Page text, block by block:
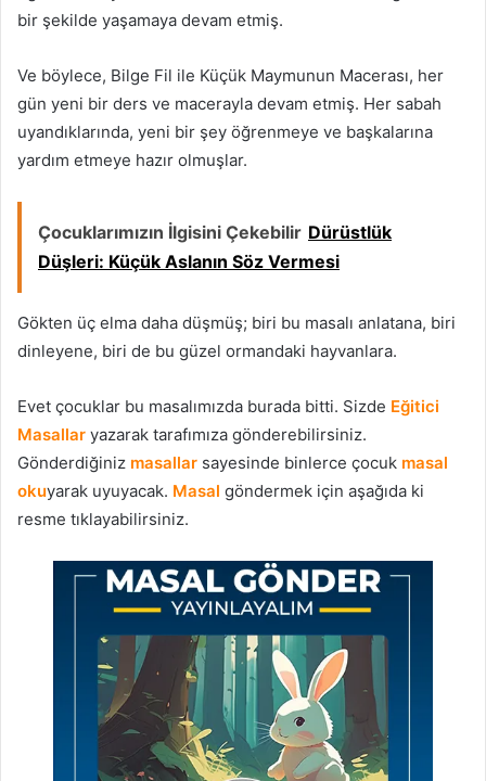
bir şekilde yaşamaya devam etmiş.
Ve böylece, Bilge Fil ile Küçük Maymunun Macerası, her
gün yeni bir ders ve macerayla devam etmiş. Her sabah
uyandıklarında, yeni bir şey öğrenmeye ve başkalarına
yardım etmeye hazır olmuşlar.
Çocuklarımızın İlgisini Çekebilir Dürüstlük
Düşleri: Küçük Aslanın Söz Vermesi
Gökten üç elma daha düşmüş; biri bu masalı anlatana, biri
dinleyene, biri de bu güzel ormandaki hayvanlara.
Evet çocuklar bu masalımızda burada bitti. Sizde Eğitici
Masallar yazarak tarafımıza gönderebilirsiniz.
Gönderdiğiniz masallar sayesinde binlerce çocuk masal
okuyarak uyuyacak. Masal göndermek için aşağıda ki
resme tıklayabilirsiniz.